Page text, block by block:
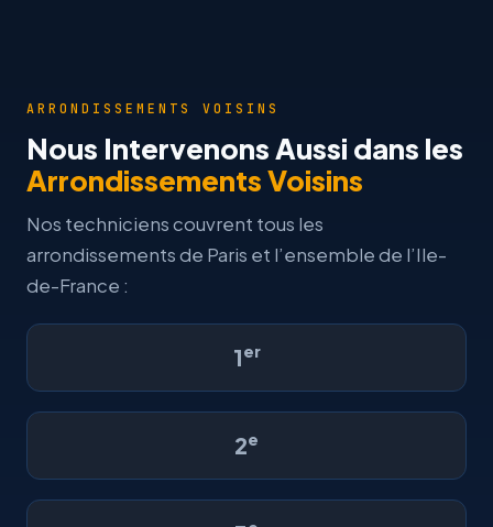
ARRONDISSEMENTS VOISINS
Nous Intervenons Aussi dans les
Arrondissements Voisins
Nos techniciens couvrent tous les
arrondissements de Paris et l’ensemble de l’Ile-
de-France :
1er
2e